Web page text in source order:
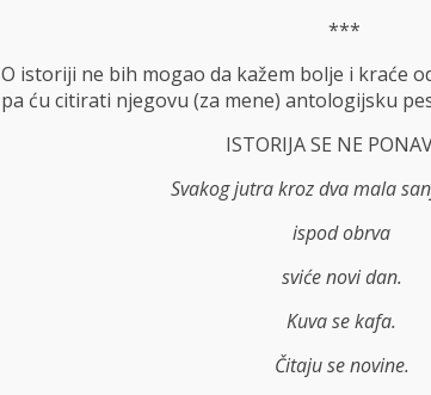
***
O istoriji ne bih mogao da kažem bolje i kraće
pa ću citirati njegovu (za mene) antologijsku
ISTORIJA SE NE
Svakog jutra kroz dva mala
ispod obrva
sviće novi dan.
Kuva se kafa.
Čitaju se novine.